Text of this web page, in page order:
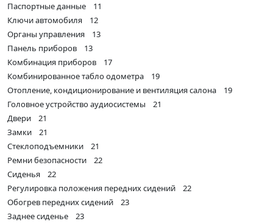
Паспортные данные 11
Ключи автомобиля 12
Органы управления 13
Панель приборов 13
Комбинация приборов 17
Комбинированное табло одометра 19
Отопление, кондиционирование и вентиляция салона 19
Головное устройство аудиосистемы 21
Двери 21
Замки 21
Стеклоподъемники 21
Ремни безопасности 22
Сиденья 22
Регулировка положения передних сидений 22
Обогрев передних сидений 23
Заднее сиденье 23